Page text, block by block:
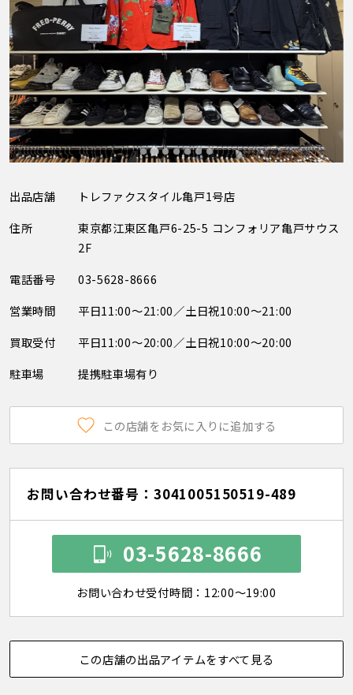
出品店舗
トレファクスタイル亀戸1号店
住所
東京都江東区亀戸6-25-5 コンフォリア亀戸サウス
2F
電話番号
03-5628-8666
営業時間
平日11:00～21:00／土日祝10:00～21:00
買取受付
平日11:00～20:00／土日祝10:00～20:00
駐車場
提携駐車場有り
この店舗をお気に入りに追加する
お問い合わせ番号：3041005150519-489
03-5628-8666
お問い合わせ受付時間：12:00～19:00
この店舗の出品アイテムをすべて見る